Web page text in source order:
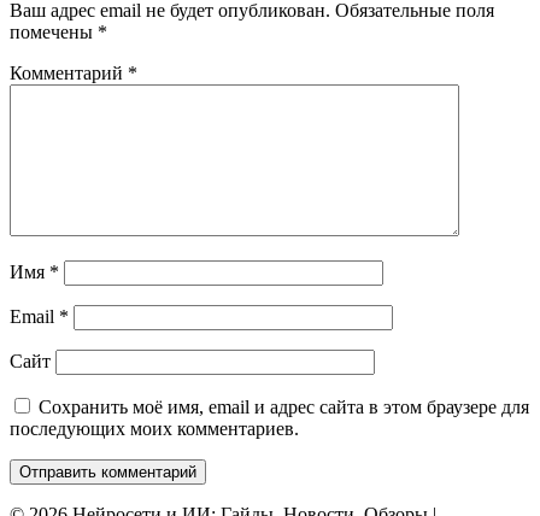
Ваш адрес email не будет опубликован. Обязательные поля
помечены *
Комментарий *
Имя *
Email *
Сайт
Сохранить моё имя, email и адрес сайта в этом браузере для
последующих моих комментариев.